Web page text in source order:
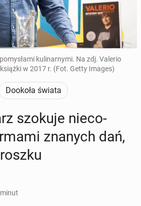
kulinarnymi. Na zdj. Valerio
w 2017 r. (Fot. Getty Images)
Dookoła świata
szokuje nie­co­
znanych dań,